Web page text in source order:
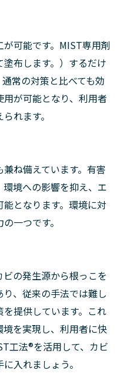
可能です。MIST専用剤
布します。）するだけ
常の対策と比べても効
が可能となり、利用者
れます。
ね備えています。有害
境への影響を抑え、エ
となります。環境に対
一つです。
の発生源から根っこを
、従来の手法では難し
提供しています。これ
を実現し、利用者に快
工法®を活用して、カビ
入れましょう。